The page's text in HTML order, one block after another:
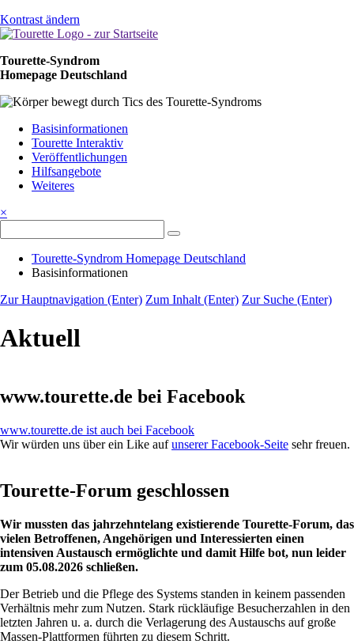
Kontrast ändern
Tourette-Syndrom
Homepage Deutschland
überspringenBasisinformationen
Tourette Interaktiv
Veröffentlichungen
Hilfsangebote
Weiteres
×
Tourette-Syndrom Homepage Deutschland
Basisinformationen
Zur Hauptnavigation (Enter) Zum Inhalt (Enter) Zur Suche (Enter)
Aktuell
www.tourette.de bei Facebook
www.tourette.de ist auch bei Facebook
Wir würden uns über ein Like aufunserer Facebook-Seite sehr freuen.
Tourette-Forum geschlossen
Wir mussten das jahrzehntelang existierende Tourette-Forum, das
vielen Betroffenen, Angehörigen und Interessierten einen
intensiven Austausch ermöglichte und damit Hilfe bot, nun leider
zum 05.08.2026 schließen.
Der Betrieb und die Pflege des Systems standen in keinem passenden
Verhältnis mehr zum Nutzen. Stark rückläufige Besucherzahlen in den
letzten Jahren u. a. durch die Verlagerung des Austauschs auf große
Massen-Plattformen führten zu diesem Schritt.